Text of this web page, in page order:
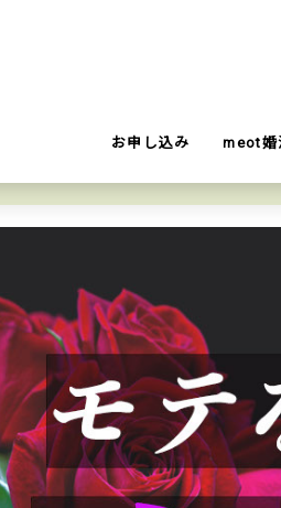
お申し込み meot婚